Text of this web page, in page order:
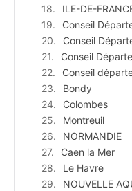
ILE-DE-
Conseil
Conseil
Conseil
Conseil
Bondy
Colombes
Montreuil
NORMANDIE
Caen la Mer
Le Havre
NOUVELLE